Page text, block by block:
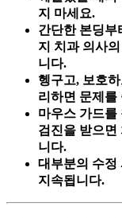
지 마세요.
간단한 본딩부
지 치과 의사
니다.
헹구고, 보호
리하면 문제를
마우스 가드를
검진을 받으면
니다.
대부분의 수정
지속됩니다.